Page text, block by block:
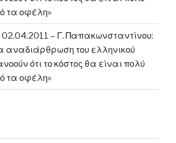
τα οφέλη»
02.04.2011 – Γ. Παπακωνσταντίνου:
αναδιάρθρωση του ελληνικού
ότι το κόστος θα είναι πολύ
τα οφέλη»